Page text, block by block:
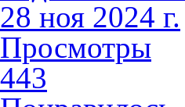
28 ноя 2024 г.
Просмотры
443